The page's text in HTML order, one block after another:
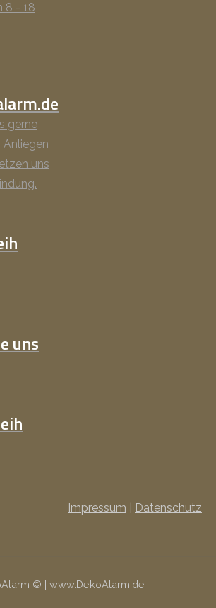
8 - 18
gerne
Anliegen
uns
uns
Impressum Datenschutz
© | www.DekoAlarm.de